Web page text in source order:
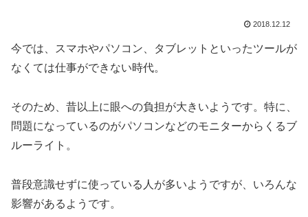
2018.12.12
今では、スマホやパソコン、タブレットといったツールが
なくては仕事ができない時代。
そのため、昔以上に眼への負担が大きいようです。特に、
問題になっているのがパソコンなどのモニターからくるブ
ルーライト。
普段意識せずに使っている人が多いようですが、いろんな
影響があるようです。